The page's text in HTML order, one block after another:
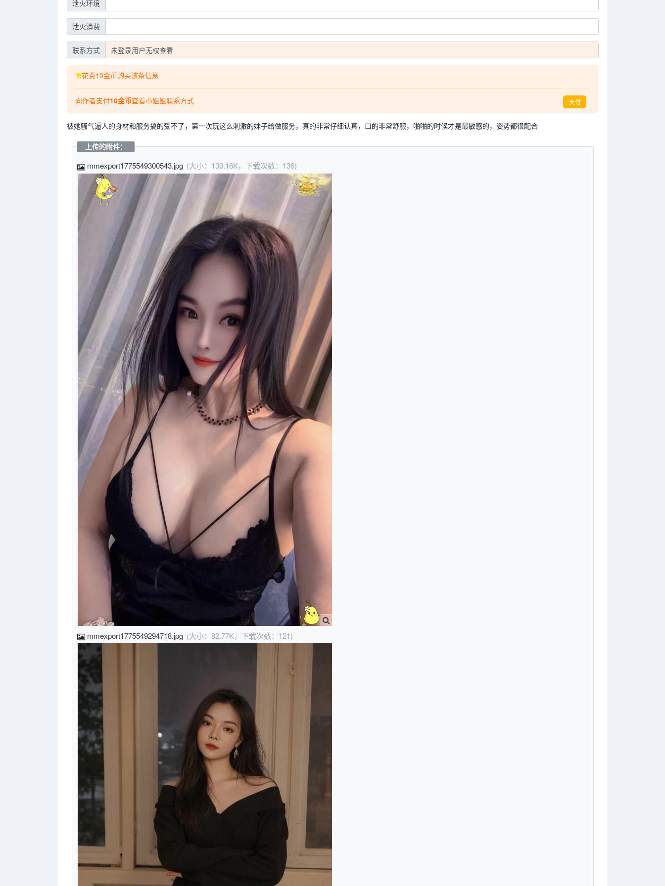
泄火环境
泄火消费
联系方式 未登录用户无权查看
花费10金币购买该条信息
向作者支付10金币查看小姐姐联系方式 支付
被她骚气逼人的身材和服务搞的受不了，第一次玩这么刺激的妹子给做服务，真的非常仔细认真，口的非常舒服，啪啪的时候才是最敏感的，姿势都很配合
上传的附件：
mmexport1775549300543.jpg (大小：130.16K，下载次数：136)
mmexport1775549294718.jpg (大小：82.77K，下载次数：121)